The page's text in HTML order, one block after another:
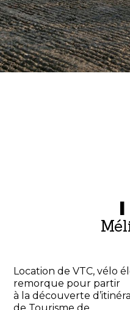
Location de VTC, vélo
remorque pour partir
à la découverte